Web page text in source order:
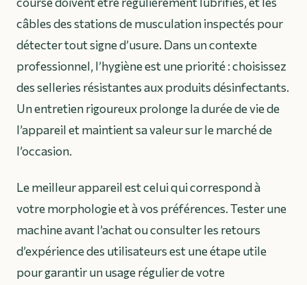
câbles des stations de musculation inspectés pour
détecter tout signe d’usure. Dans un contexte
professionnel, l’hygiène est une priorité : choisissez
des selleries résistantes aux produits désinfectants.
Un entretien rigoureux prolonge la durée de vie de
l’appareil et maintient sa valeur sur le marché de
l’occasion.
Le meilleur appareil est celui qui correspond à
votre morphologie et à vos préférences. Tester une
machine avant l’achat ou consulter les retours
d’expérience des utilisateurs est une étape utile
pour garantir un usage régulier de votre